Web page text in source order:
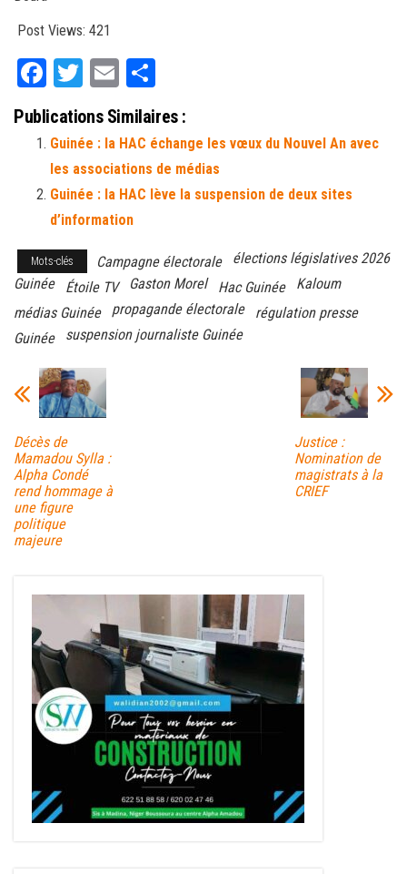
Post Views: 421
Fa
ce
bo
ok
T
tt
er
E
m
ail ag
er
Publications Similaires :
Guinée : la HAC échange les vœux du Nouvel An avec
les associations de médias
Guinée : la HAC lève la suspension de deux sites
d’information
Mots-clés Campagne électorale
élections législatives 2026
Guinée
Étoile TV Gaston Morel Hac Guinée
Kaloum
médias Guinée
propagande électorale
régulation presse
Guinée
suspension journaliste Guinée
Décès de
Mamadou Sylla :
Alpha Condé
rend hommage à
une figure
politique
majeure
Justice :
Nomination de
magistrats à la
CRIEF